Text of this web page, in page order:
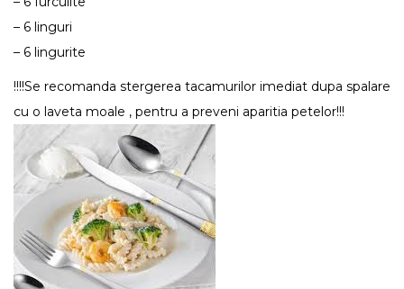
– 6 linguri
– 6 lingurite
!!!!Se recomanda stergerea tacamurilor imediat dupa spalare
cu o laveta moale , pentru a preveni aparitia petelor!!!